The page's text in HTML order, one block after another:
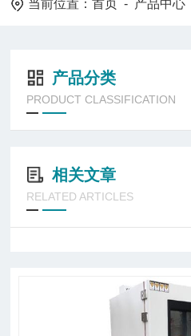
当前位置：首页 - 产品中心
产品分类
PRODUCT CLASSIFICATION
相关文章
RELATED ARTICLES